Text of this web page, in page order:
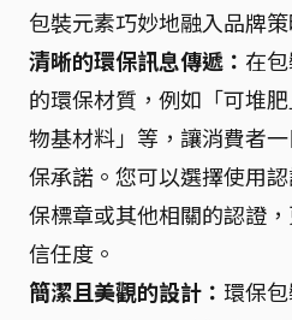
包裝元素巧妙地融入品牌策
清晰的環保訊息傳遞： 在
的環保材質，例如「可堆
物基材料」等，讓消費者
保承諾。您可以選擇使用
保標章或其他相關的認證
信任度。
簡潔且美觀的設計： 環保